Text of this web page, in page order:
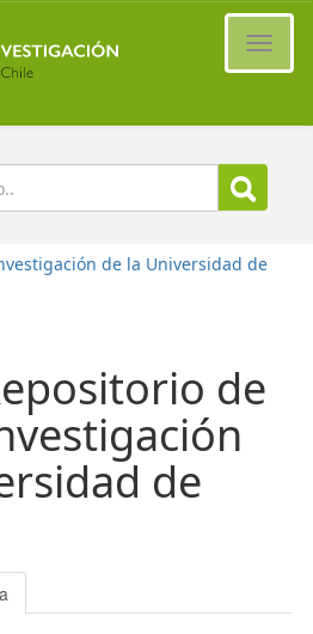
de la Universidad de
de
de